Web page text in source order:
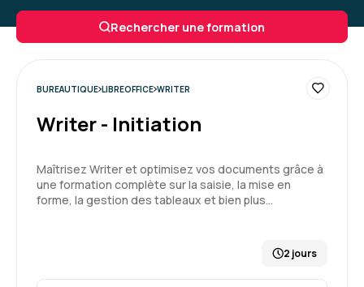
J'ai appris beaucoup de chose sur Impress que
je ne savais pas
JEROME C. Le 17/02/2026
On est vraiment mis à l'aise. Tout est très bien
expliqué et Valérie prend le temps pour avancer
Rechercher une formation
BUREAUTIQUE LIBREOFFICE WRITER
Writer - Initiation
Maîtrisez Writer et optimisez vos documents grâce à
une formation complète sur la saisie, la mise en
forme, la gestion des tableaux et bien plus…
2 jours